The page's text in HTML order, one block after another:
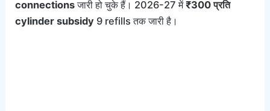
connectionsजारी हो चुके हैं। 2026-27 में₹300 प्रति
cylinder subsidy 9 refills तक जारी है।